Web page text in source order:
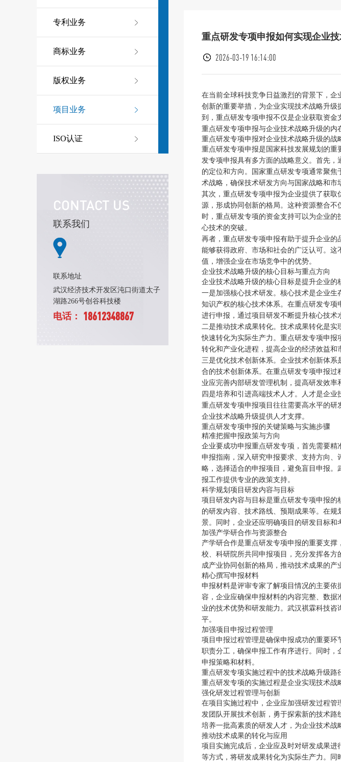
专利业务
商标业务
版权业务
项目业务
ISO认证
CONTACT US
联系我们
联系地址
武汉经济技术开发区沌口街道太子
湖路266号创谷科技楼
电话： 18612348867
重点研发专项申报如何实现企业
2026-03-19 16:14:00
在当前全球科技竞争日益激烈的背景下，
创新的重要举措，为企业实现技术战略升
到，重点研发专项申报不仅是企业获取资
重点研发专项申报与企业技术战略升级的内
重点研发专项申报对企业技术战略升级的战
重点研发专项申报是国家科技发展规划的
发专项申报具有多方面的战略意义。首先
的定位和方向。国家重点研发专项通常聚
术战略，确保技术研发方向与国家战略和市
其次，重点研发专项申报为企业提供了获
源，形成协同创新的格局。这种资源整合
时，重点研发专项的资金支持可以为企业
心技术的突破。
再者，重点研发专项申报有助于提升企业的
能够获得政府、市场和社会的广泛认可。
值，增强企业在市场竞争中的优势。
企业技术战略升级的核心目标与重点方向
企业技术战略升级的核心目标是提升企业的
一是加强核心技术研发。核心技术是企业
知识产权的核心技术体系。在重点研发专
进行申报，通过项目研发不断提升核心技术
二是推动技术成果转化。技术成果转化是
快速转化为实际生产力。重点研发专项申
转化和产业化进程，提高企业的经济效益和
三是优化技术创新体系。企业技术创新体
合的技术创新体系。在重点研发专项申报
业应完善内部研发管理机制，提高研发效率
四是培养和引进高端技术人才。人才是企
重点研发专项申报项目往往需要高水平的
企业技术战略升级提供人才支撑。
重点研发专项申报的关键策略与实施步骤
精准把握申报政策与方向
企业要成功申报重点研发专项，首先需要
申报指南，深入研究申报要求、支持方向
略，选择适合的申报项目，避免盲目申报
报工作提供专业的政策支持。
科学规划项目研发内容与目标
项目研发内容与目标是重点研发专项申报
的研发内容、技术路线、预期成果等。在
景。同时，企业还应明确项目的研发目标和
加强产学研合作与资源整合
产学研合作是重点研发专项申报的重要支
校、科研院所共同申报项目，充分发挥各
成产业协同创新的格局，推动技术成果的产
精心撰写申报材料
申报材料是评审专家了解项目情况的主要
容，企业应确保申报材料的内容完整、数
业的技术优势和研发能力。武汉祺霖科技
平。
加强项目申报过程管理
项目申报过程管理是确保申报成功的重要
职责分工，确保申报工作有序进行。同时
申报策略和材料。
重点研发专项实施过程中的技术战略升级路
重点研发专项的实施过程是企业实现技术战
强化研发过程管理与创新
在项目实施过程中，企业应加强研发过程
发团队开展技术创新，勇于探索新的技术路
培养一批高素质的研发人才，为企业技术战
推动技术成果的转化与应用
项目实施完成后，企业应及时对研发成果
等方式，将研发成果转化为实际生产力。